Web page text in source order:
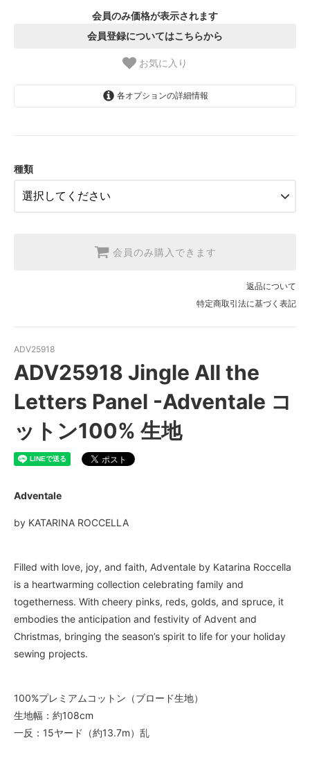
会員のみ価格が表示されます
会員登録についてはこちらから
お気に入り
各オプションの詳細情報
【2026/9/20〆10月発送予定分】
種類
会員のみ購入できます
返品について
特定商取引法に基づく表記
ADV25918
ADV25918 Jingle All the
Letters Panel -Adventale コ
ットン100% 生地
Adventale
by KATARINA ROCCELLA
Filled with love, joy, and faith, Adventale by Katarina Roccella
is a heartwarming collection celebrating family and
togetherness. With cheery pinks, reds, golds, and spruce, it
embodies the anticipation and festivity of Advent and
Christmas, bringing the season’s spirit to life for your holiday
sewing projects.
100%プレミアムコットン（ブロード生地）
生地幅：約108cm
一反：15ヤード（約13.7m）乱